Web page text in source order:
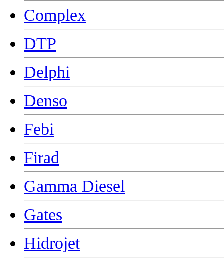
Complex
DTP
Delphi
Denso
Febi
Firad
Gamma Diesel
Gates
Hidrojet